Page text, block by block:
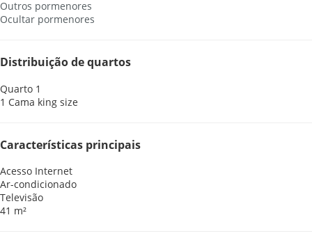
Outros pormenores
Ocultar pormenores
Distribuição de quartos
Quarto 1
1 Cama king size
Características principais
Acesso Internet
Ar-condicionado
Televisão
41 m²